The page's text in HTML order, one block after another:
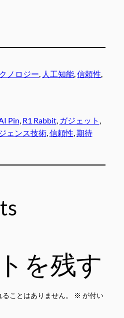
ノロジー, 人工知能, 信頼性
Pin, R1 Rabbit, ガジェット ,
ェンス技術, 信頼性, 期待
を残す
ことはありません。 ※ が付い